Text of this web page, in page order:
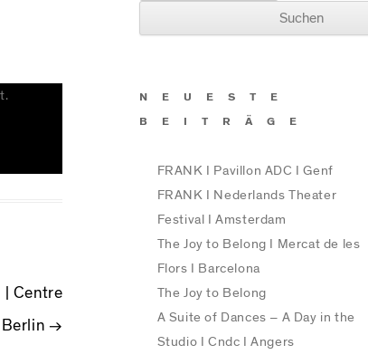
| Centre
Berlin →
NEUESTE
BEITRÄGE
FRANK I Pavillon ADC I Genf
FRANK I Nederlands Theater
Festival I Amsterdam
The Joy to Belong I Mercat de les
Flors I Barcelona
The Joy to Belong
A Suite of Dances – A Day in the
Studio I Cndc I Angers